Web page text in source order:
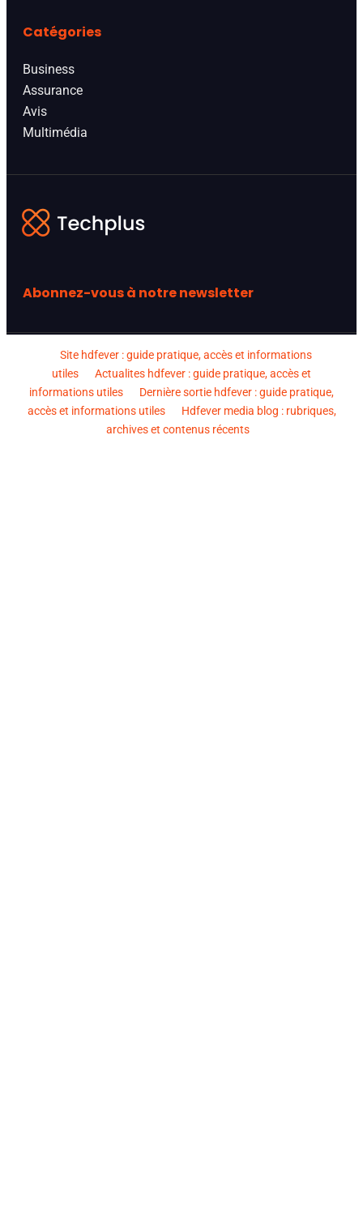
Catégories
Business
Assurance
Avis
Multimédia
Abonnez-vous à notre newsletter
Site hdfever : guide pratique, accès et informations
utiles
Actualites hdfever : guide pratique, accès et
informations utiles
Dernière sortie hdfever : guide pratique,
accès et informations utiles
Hdfever media blog : rubriques,
archives et contenus récents